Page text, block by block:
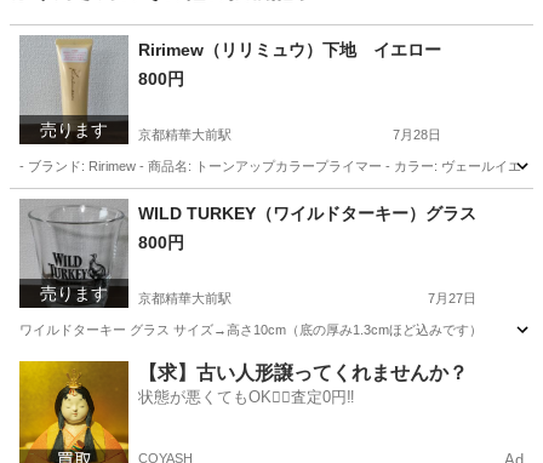
売ります
Ririmew（リリミュウ）下地 イエロー
800円
京都精華大前駅 7月28日
- ブランド: Ririmew - 商品名: トーンアップカラープライマー - カラー: ヴェールイ
京都 京都市 化粧品
売ります
WILD TURKEY（ワイルドターキー）グラス
800円
京都精華大前駅 7月27日
ワイルドターキー グラス サイズ→高さ10cm（底の厚み1.3cmほど込みです）
京都精華大前駅 食器
【求】古い人形譲ってくれませんか？
状態が悪くてもOK🙆‍♀️査定0円‼️
COYASH